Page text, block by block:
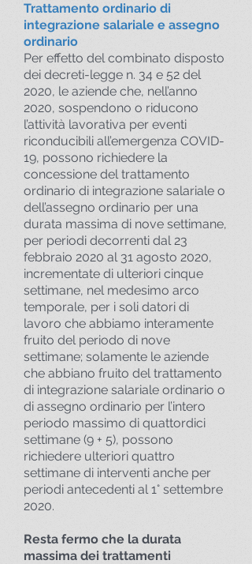
Trattamento ordinario di
integrazione salariale e assegno
ordinario
Per effetto del combinato disposto
dei decreti-legge n. 34 e 52 del
2020, le aziende che, nell’anno
2020, sospendono o riducono
l’attività lavorativa per eventi
riconducibili all’emergenza COVID-
19, possono richiedere la
concessione del trattamento
ordinario di integrazione salariale o
dell’assegno ordinario per una
durata massima di nove settimane,
per periodi decorrenti dal 23
febbraio 2020 al 31 agosto 2020,
incrementate di ulteriori cinque
settimane, nel medesimo arco
temporale, per i soli datori di
lavoro che abbiamo interamente
fruito del periodo di nove
settimane; solamente le aziende
che abbiano fruito del trattamento
di integrazione salariale ordinario o
di assegno ordinario per l’intero
periodo massimo di quattordici
settimane (9 + 5), possono
richiedere ulteriori quattro
settimane di interventi anche per
periodi antecedenti al 1° settembre
2020.
Resta fermo che la durata
massima dei trattamenti